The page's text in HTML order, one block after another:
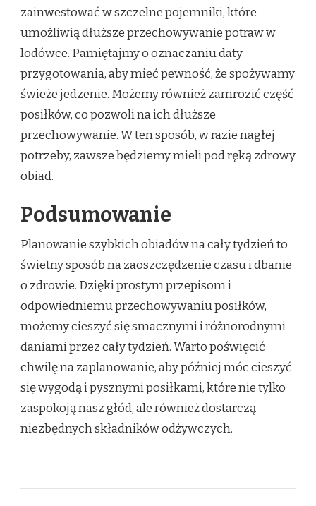
zainwestować w szczelne pojemniki, które
umożliwią dłuższe przechowywanie potraw w
lodówce. Pamiętajmy o oznaczaniu daty
przygotowania, aby mieć pewność, że spożywamy
świeże jedzenie. Możemy również zamrozić część
posiłków, co pozwoli na ich dłuższe
przechowywanie. W ten sposób, w razie nagłej
potrzeby, zawsze będziemy mieli pod ręką zdrowy
obiad.
Podsumowanie
Planowanie szybkich obiadów na cały tydzień to
świetny sposób na zaoszczędzenie czasu i dbanie
o zdrowie. Dzięki prostym przepisom i
odpowiedniemu przechowywaniu posiłków,
możemy cieszyć się smacznymi i różnorodnymi
daniami przez cały tydzień. Warto poświęcić
chwilę na zaplanowanie, aby później móc cieszyć
się wygodą i pysznymi posiłkami, które nie tylko
zaspokoją nasz głód, ale również dostarczą
niezbędnych składników odżywczych.